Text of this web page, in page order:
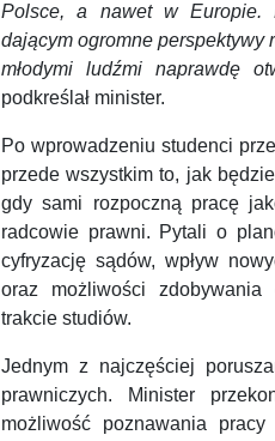
Polsce, a nawet w Europie.
dającym ogromne perspektywy
młodymi ludźmi naprawdę
podkreślał minister.
Po wprowadzeniu studenci
przede wszystkim to, jak
gdy sami rozpoczną pracę
radcowie prawni. Pytali o
cyfryzację sądów, wpływ
oraz możliwości
trakcie studiów.
Jednym z najczęściej
prawniczych. Minister
możliwość poznawania